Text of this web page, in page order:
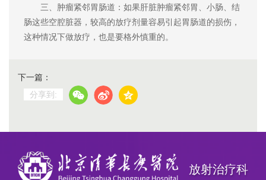
三、肿瘤紧邻胃肠道：如果肝脏肿瘤紧邻胃、小肠、结
肠这些空腔脏器，较高的放疗剂量容易引起胃肠道的损伤，
这种情况下做放疗，也是要格外慎重的。
下一篇：
分享到:
放射治疗科